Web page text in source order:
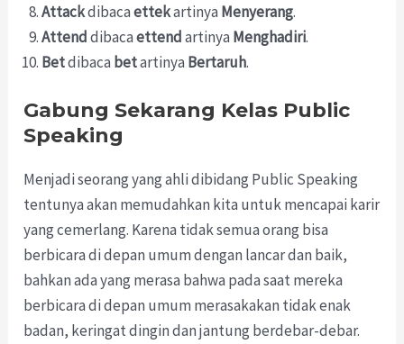
Attackdibacaettekartinya Menyerang.
Attenddibacaettendartinya Menghadiri.
Betdibaca betartinya Bertaruh.
Gabung Sekarang Kelas Public
Speaking
Menjadi seorang yang ahli dibidang Public Speaking
tentunya akan memudahkan kita untuk mencapai karir
yang cemerlang. Karena tidak semua orang bisa
berbicara di depan umum dengan lancar dan baik,
bahkan ada yang merasa bahwa pada saat mereka
berbicara di depan umum merasakakan tidak enak
badan, keringat dingin dan jantung berdebar-debar.